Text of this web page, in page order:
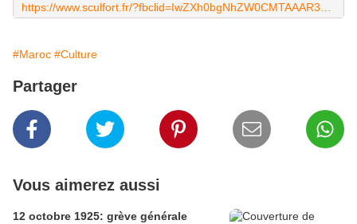
#Maroc #Culture
Partager
Vous aimerez aussi
12 octobre 1925: grève générale